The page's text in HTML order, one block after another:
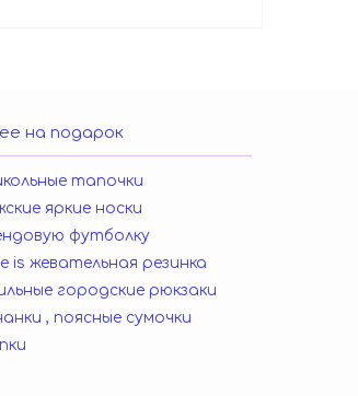
на подарок
тапочки
яркие носки
футболку
is жевательная резинка
городские рюкзаки
, поясные сумочки